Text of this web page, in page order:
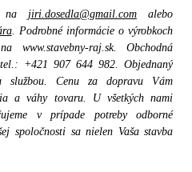
na jiri.dosedla@gmail.comalebo
. Podrobné informácie o výrobkoch
www.stavebny-raj.sk. Obchodná
+421 907 644 982. Objednaný
službou. Cenu za dopravu Vám
a váhy tovaru. U všetkých nami
v prípade potreby odborné
spoločnosti sa nielen Vaša stavba